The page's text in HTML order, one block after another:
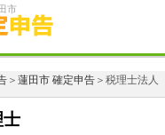
市
＞ 蓮田市 確定申告＞税理士法人
士